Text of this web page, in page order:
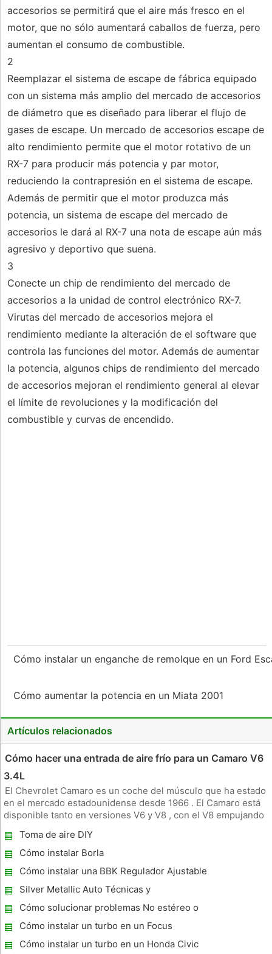
accesorios se permitirá que el aire más fresco en el
motor, que no sólo aumentará caballos de fuerza, pero
aumentan el consumo de combustible.
2
Reemplazar el sistema de escape de fábrica equipado
con un sistema más amplio del mercado de accesorios
de diámetro que es diseñado para liberar el flujo de
gases de escape. Un mercado de accesorios escape de
alto rendimiento permite que el motor rotativo de un
RX-7 para producir más potencia y par motor,
reduciendo la contrapresión en el sistema de escape.
Además de permitir que el motor produzca más
potencia, un sistema de escape del mercado de
accesorios le dará al RX-7 una nota de escape aún más
agresivo y deportivo que suena.
3
Conecte un chip de rendimiento del mercado de
accesorios a la unidad de control electrónico RX-7.
Virutas del mercado de accesorios mejora el
rendimiento mediante la alteración de el software que
controla las funciones del motor. Además de aumentar
la potencia, algunos chips de rendimiento del mercado
de accesorios mejoran el rendimiento general al elevar
el límite de revoluciones y la modificación del
combustible y curvas de encendido.
Cómo instalar un enganche de remolque en un Ford
Cómo aumentar la potencia en un Miata 2001
Artículos relacionados
Cómo hacer una entrada de aire frío para un Camaro V6
3.4L
El Chevrolet Camaro es un coche del músculo que ha estado
en el mercado estadounidense desde 1966 . El Camaro está
disponible tanto en versiones V6 y V8 , con el V8 empujando
aire frío es una forma fácil de añadir un poco de esa potencia
vuelt
Toma de aire DIY
Cómo instalar Borla
Cómo instalar una BBK Regulador Ajustable
de gasolina en un Mustang
Silver Metallic Auto Técnicas y
Procedimientos Pintura
Cómo solucionar problemas No estéreo o
reproductor de DVD en el 2005 Dodge
Grand Caravan
Cómo instalar un turbo en un Focus
Cómo instalar un turbo en un Honda Civic